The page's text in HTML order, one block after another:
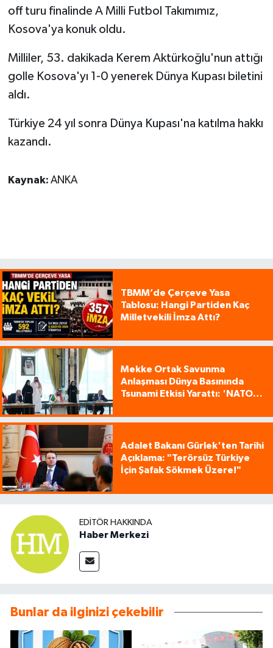
off turu finalinde A Milli Futbol Takımımız,
Kosova'ya konuk oldu.
Milliler, 53. dakikada Kerem Aktürkoğlu'nun attığı
golle Kosova'yı 1-0 yenerek Dünya Kupası biletini
aldı.
Türkiye 24 yıl sonra Dünya Kupası'na katılma hakkı
kazandı.
Kaynak: ANKA
TBMM’de Çerçeve Yasa
Tablosu: Hangi Partiden Kaç
Milletvekili İmza Attı?
Mekke Ortak Savunma
Anlaşması Dünya Basınında
Tsunami Etkisi Yarattı: 'NATO
Adalet Bakanı Gürlek'ten Tarihi
Açıklama: "Terörsüz Türkiye
İçin Şafak Sökmek Üzere!"
EDITÖR HAKKINDA
Haber Merkezi
Bunlar da ilginizi çekebilir